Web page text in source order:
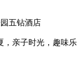
五钻酒店
，亲子时光，趣味乐